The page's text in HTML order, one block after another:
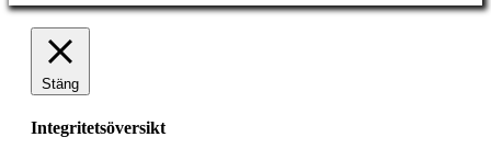
Stäng
Integritetsöversikt